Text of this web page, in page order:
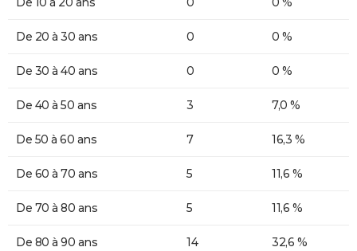
De 20 à 30 ans 0 0 %
De 30 à 40 ans 0 0 %
De 40 à 50 ans 3 7,0 %
De 50 à 60 ans 7 16,3 %
De 60 à 70 ans 5 11,6 %
De 70 à 80 ans 5 11,6 %
De 80 à 90 ans 14 32,6 %